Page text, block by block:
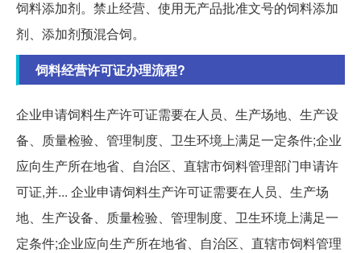
饲料添加剂。禁止经营、使用无产品批准文号的饲料添加
剂、添加剂预混合饲。
饲料经营许可证办理流程?
企业申请饲料生产许可证需要在人员、生产场地、生产设
备、质量检验、管理制度、卫生环境上满足一定条件;企业
应向生产所在地省、自治区、直辖市饲料管理部门申请许
可证,并... 企业申请饲料生产许可证需要在人员、生产场
地、生产设备、质量检验、管理制度、卫生环境上满足一
定条件;企业应向生产所在地省、自治区、直辖市饲料管理